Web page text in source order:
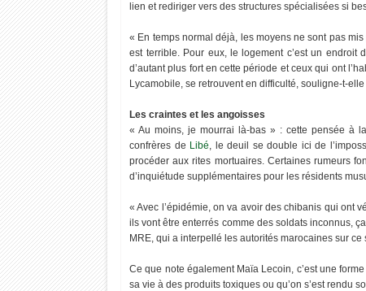
lien et rediriger vers des structures spécialisées si
« En temps normal déjà, les moyens ne sont pas
est terrible. Pour eux, le logement c’est un endroit
d’autant plus fort en cette période et ceux qui ont
Lycamobile, se retrouvent en difficulté, souligne-t-
Les craintes et les angoisses
« Au moins, je mourrai là-bas » : cette pensée à
confrères de Libé, le deuil se double ici de
procéder aux rites mortuaires. Certaines rumeurs
d’inquiétude supplémentaires pour les résidents
« Avec l’épidémie, on va avoir des chibanis qui ont
ils vont être enterrés comme des soldats inconnus,
MRE, qui a interpellé les autorités marocaines sur ce
Ce que note également Maïa Lecoin, c’est une
sa vie à des produits toxiques ou qu’on s’est rendu